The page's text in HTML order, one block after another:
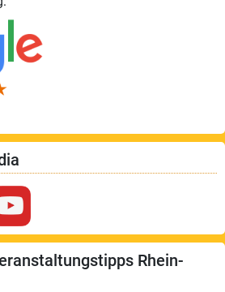
Rhein-